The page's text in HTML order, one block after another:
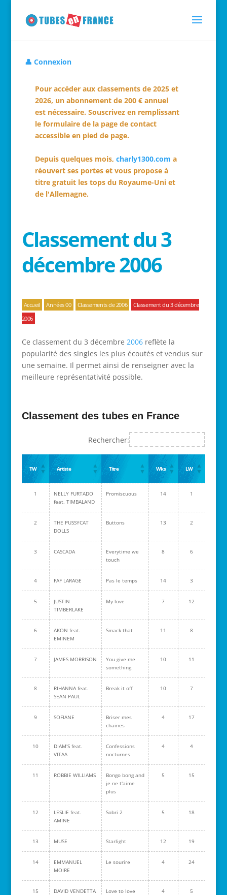
👤 Connexion
Pour accéder aux classements de 2025 et
2026, un abonnement de 200 € annuel
est nécessaire. Souscrivez en remplissant
le formulaire de la page de contact
accessible en pied de page.
Depuis quelques mois, charly1300.com a
réouvert ses portes et vous propose à
titre gratuit les tops du Royaume-Uni et
de l'Allemagne.
Classement du 3
décembre 2006
Accueil Années 00 Classements de 2006
Classement du 3 décembre
2006
Ce classement du 3 décembre 2006reflète la
popularité des singles les plus écoutés et vendus sur
une semaine. Il permet ainsi de renseigner avec la
meilleure représentativité possible.
Classement des tubes en France
Rechercher:
TW Artiste Titre Wks LW
1
NELLY FURTADO
feat. TIMBALAND
Promiscuous 14 1
2
THE PUSSYCAT
DOLLS
Buttons 13 2
3 CASCADA
Everytime we
touch
8 6
4 FAF LARAGE Pas le temps 14 3
5
JUSTIN
TIMBERLAKE
My love 7 12
6
AKON feat.
EMINEM
Smack that 11 8
7 JAMES MORRISON
You give me
something
10 11
8
RIHANNA feat.
SEAN PAUL
Break it off 10 7
9 SOFIANE
Briser mes
chaines
4 17
10
DIAM'S feat.
VITAA
Confessions
nocturnes
4 4
11 ROBBIE WILLIAMS
Bongo bong and
je ne t'aime
plus
5 15
12
LESLIE feat.
AMINE
Sobri 2 5 18
13 MUSE Starlight 12 19
14
EMMANUEL
MOIRE
Le sourire 4 24
15 DAVID VENDETTA
Love to love
4 5